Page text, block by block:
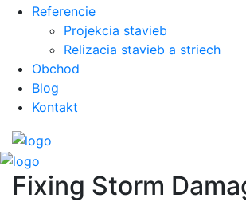
Referencie
Projekcia stavieb
Relizacia stavieb a striech
Obchod
Blog
Kontakt
Fixing Storm